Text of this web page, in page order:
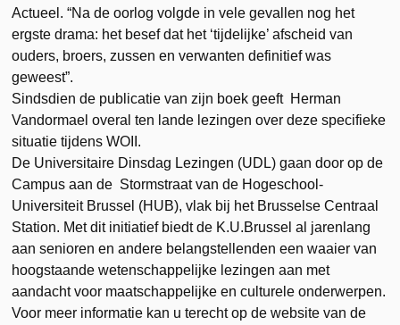
Actueel. “Na de oorlog volgde in vele gevallen nog het
ergste drama: het besef dat het ‘tijdelijke’ afscheid van
ouders, broers, zussen en verwanten definitief was
geweest”.
Sindsdien de publicatie van zijn boek geeft Herman
Vandormael overal ten lande lezingen over deze specifieke
situatie tijdens WOII.
De Universitaire Dinsdag Lezingen (UDL) gaan door op de
Campus aan de Stormstraat van de Hogeschool-
Universiteit Brussel (HUB), vlak bij het Brusselse Centraal
Station. Met dit initiatief biedt de K.U.Brussel al jarenlang
aan senioren en andere belangstellenden een waaier van
hoogstaande wetenschappelijke lezingen aan met
aandacht voor maatschappelijke en culturele onderwerpen.
Voor meer informatie kan u terecht op de website van de